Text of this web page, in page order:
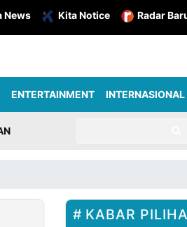
News Kita Notice Radar
ENTERTAINMENT INTERNASIONAL
KABAR